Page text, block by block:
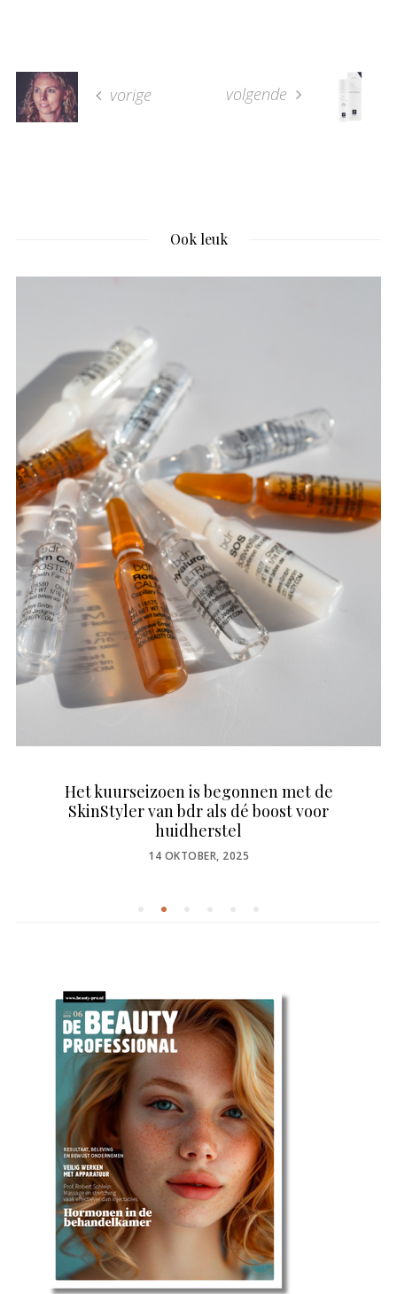
vorige volgende
Ook leuk
Het kuurseizoen is begonnen met de
SkinStyler van bdr als dé boost voor
huidherstel
POSTED
14 OKTOBER, 2025